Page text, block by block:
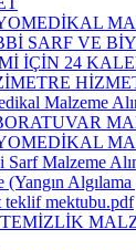
SARF VE
İÇİN 24
Malzeme
Sarf Malzeme
(Yangın
teklif mektubu.pdf